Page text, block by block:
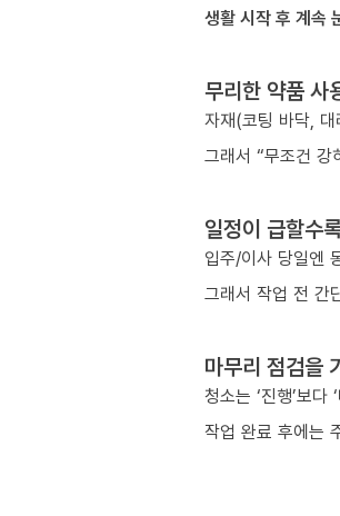
생활 시작 후 계속
무리한 약품 사
자재(코팅 바닥,
그래서 “무조건 강
일정이 급할수
입주/이사 당일엔
그래서 작업 전 간
마무리 점검을
청소는 ‘진행’보다
작업 완료 후에는